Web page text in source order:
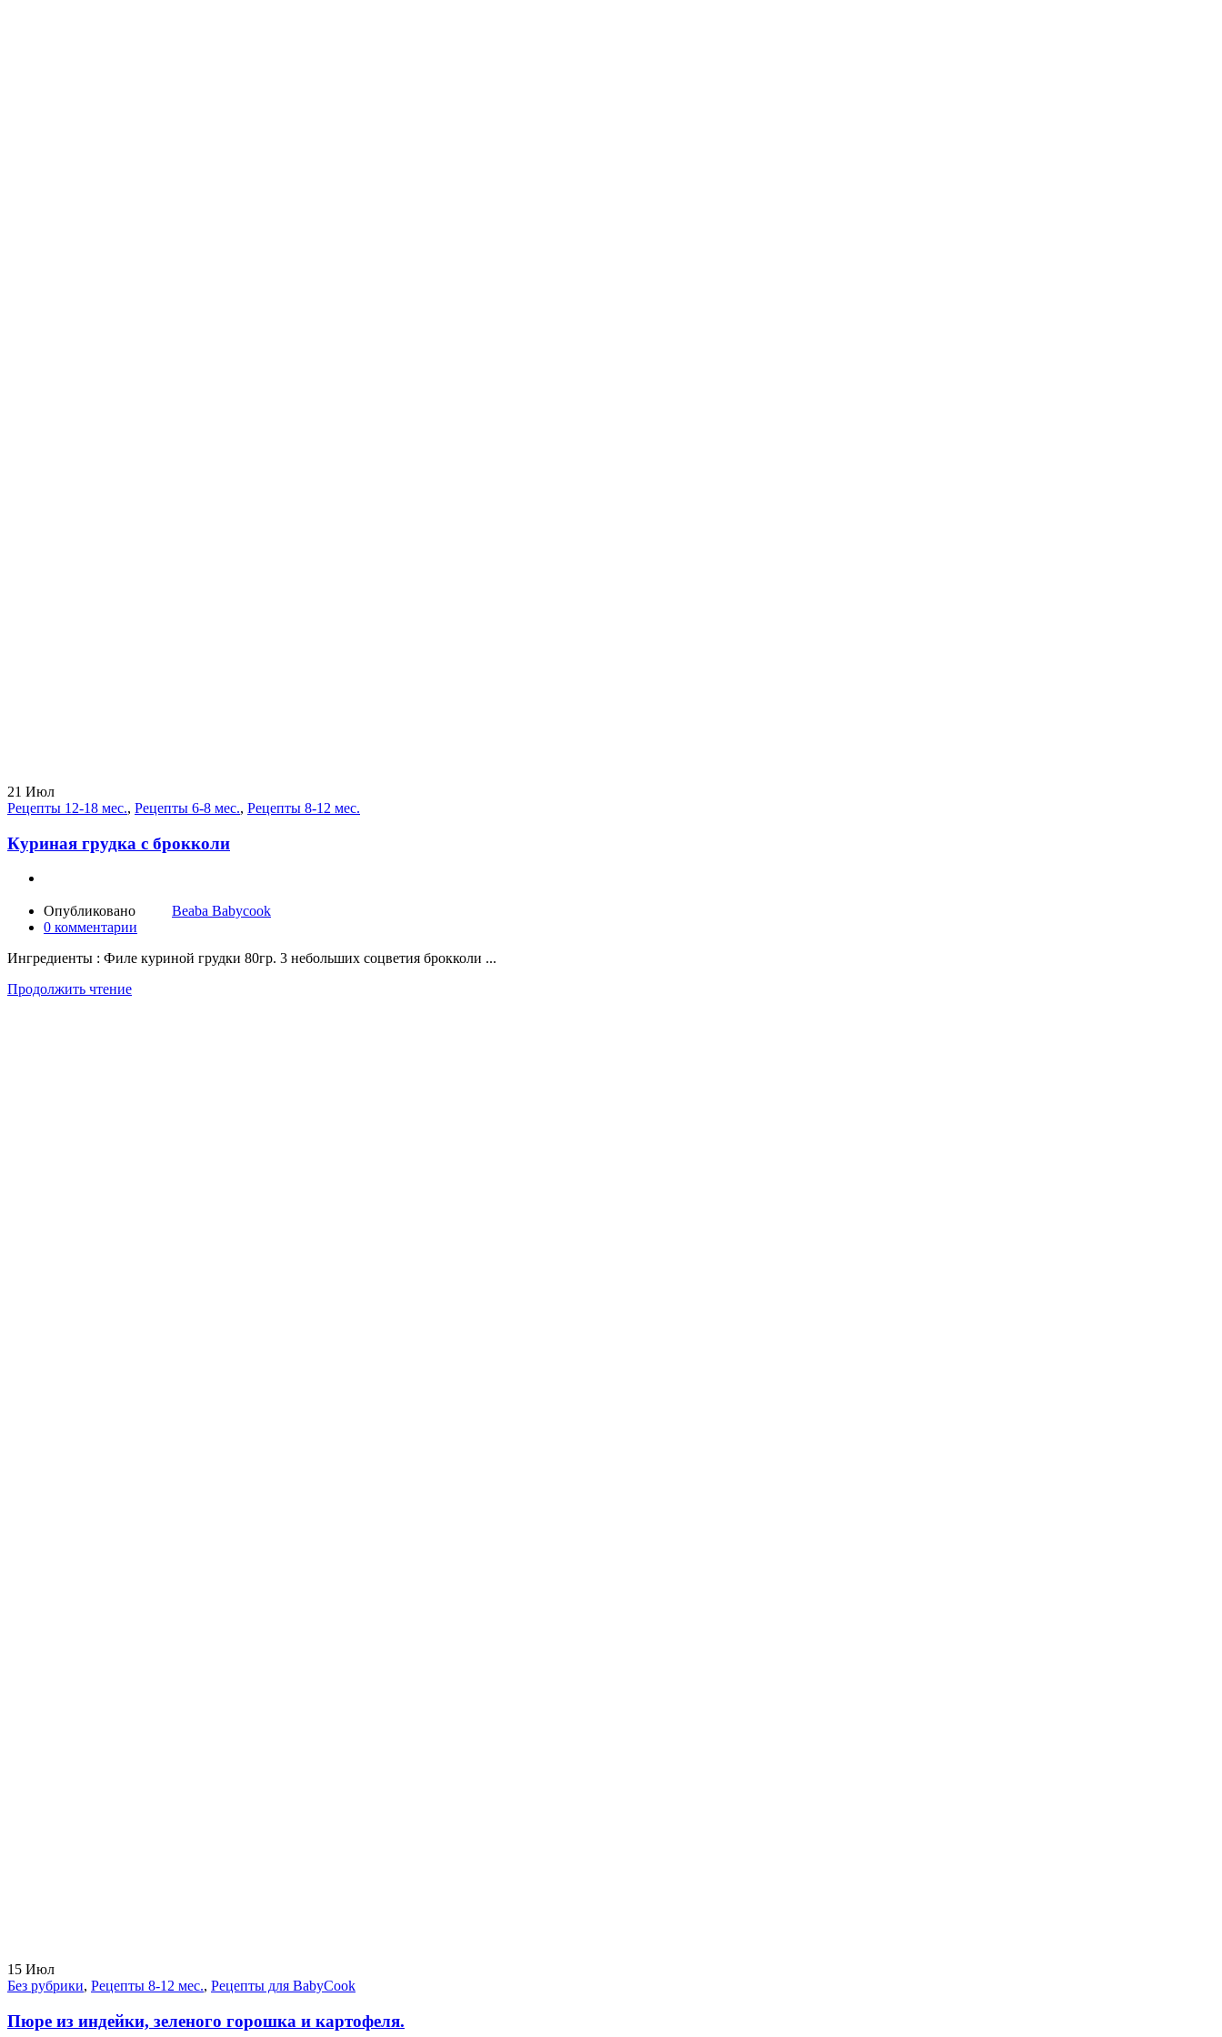
21 Июл
Рецепты 12-18 мес., Рецепты 6-8 мес., Рецепты 8-12 мес.
Куриная грудка с брокколи
Опубликовано
Beaba Babycook
0 комментарии
Ингредиенты : Филе куриной грудки 80гр. 3 небольших соцветия брокколи ...
Продолжить чтение
15 Июл
Без рубрики, Рецепты 8-12 мес., Рецепты для BabyCook
Пюре из индейки, зеленого горошка и картофеля.